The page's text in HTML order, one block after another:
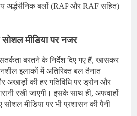
अर्द्धसैनिक बलों (RAP और RAF सहित)
मीडिया पर नजर
बरतने के निर्देश दिए गए हैं, खासकर
इलाकों में अतिरिक्त बल तैनात
अखाड़ों की हर गतिविधि पर ड्रोन और
रखी जाएगी। इसके साथ ही, अफवाहों
मीडिया पर भी प्रशासन की पैनी